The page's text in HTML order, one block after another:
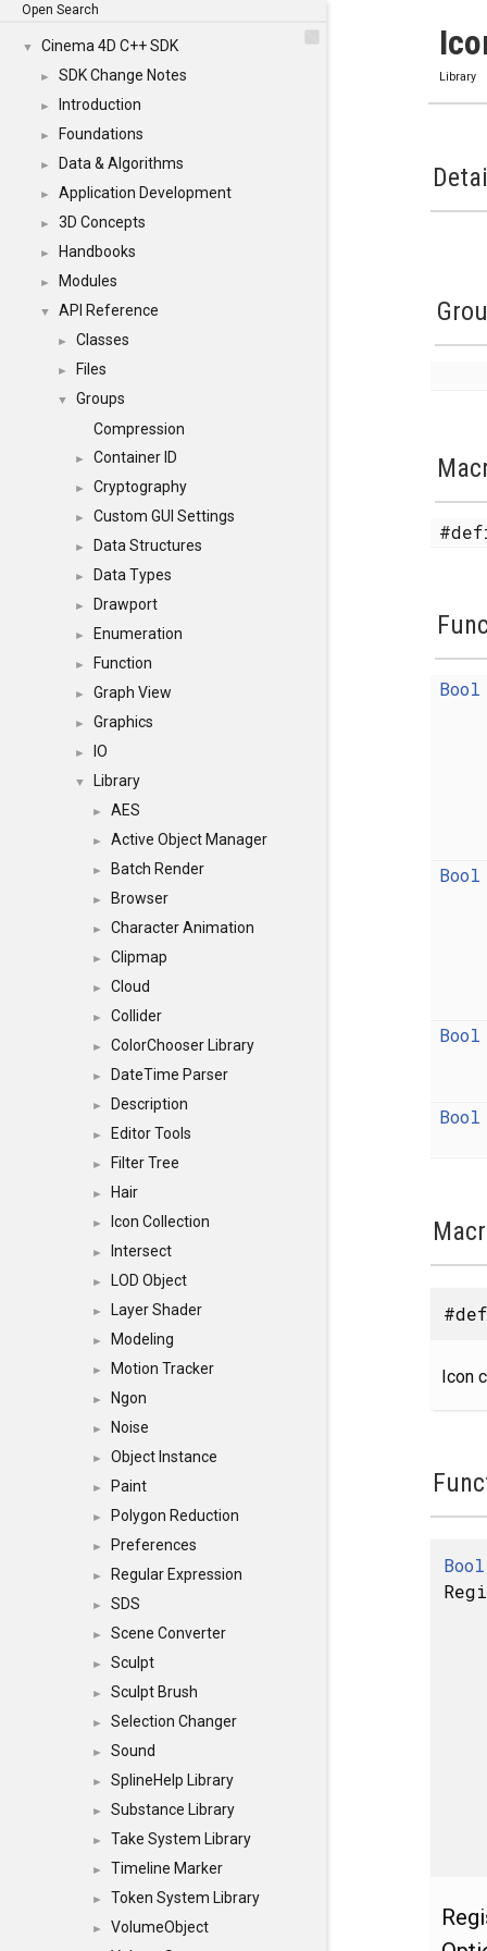
Open Search
▼ Cinema 4D C++ SDK
► SDK Change Notes
► Introduction
► Foundations
► Data & Algorithms
► Application Development
► 3D Concepts
► Handbooks
► Modules
▼ API Reference
► Classes
► Files
▼
Groups
Compression
► Container ID
► Cryptography
► Custom GUI Settings
► Data Structures
► Data Types
► Drawport
► Enumeration
► Function
► Graph View
► Graphics
► IO
▼ Library
► AES
► Active Object Manager
► Batch Render
► Browser
► Character Animation
► Clipmap
► Cloud
► Collider
► ColorChooser Library
► DateTime Parser
► Description
► Editor Tools
► Filter Tree
► Hair
► Icon Collection
► Intersect
► LOD Object
► Layer Shader
► Modeling
► Motion Tracker
► Ngon
► Noise
► Object Instance
► Paint
► Polygon Reduction
► Preferences
► Regular Expression
► SDS
► Scene Converter
► Sculpt
► Sculpt Brush
► Selection Changer
► Sound
► SplineHelp Library
► Substance Library
► Take System Library
► Timeline Marker
► Token System Library
►
VolumeObject
Library
Bool
Bool
Bool
Bool
Icon
Bool